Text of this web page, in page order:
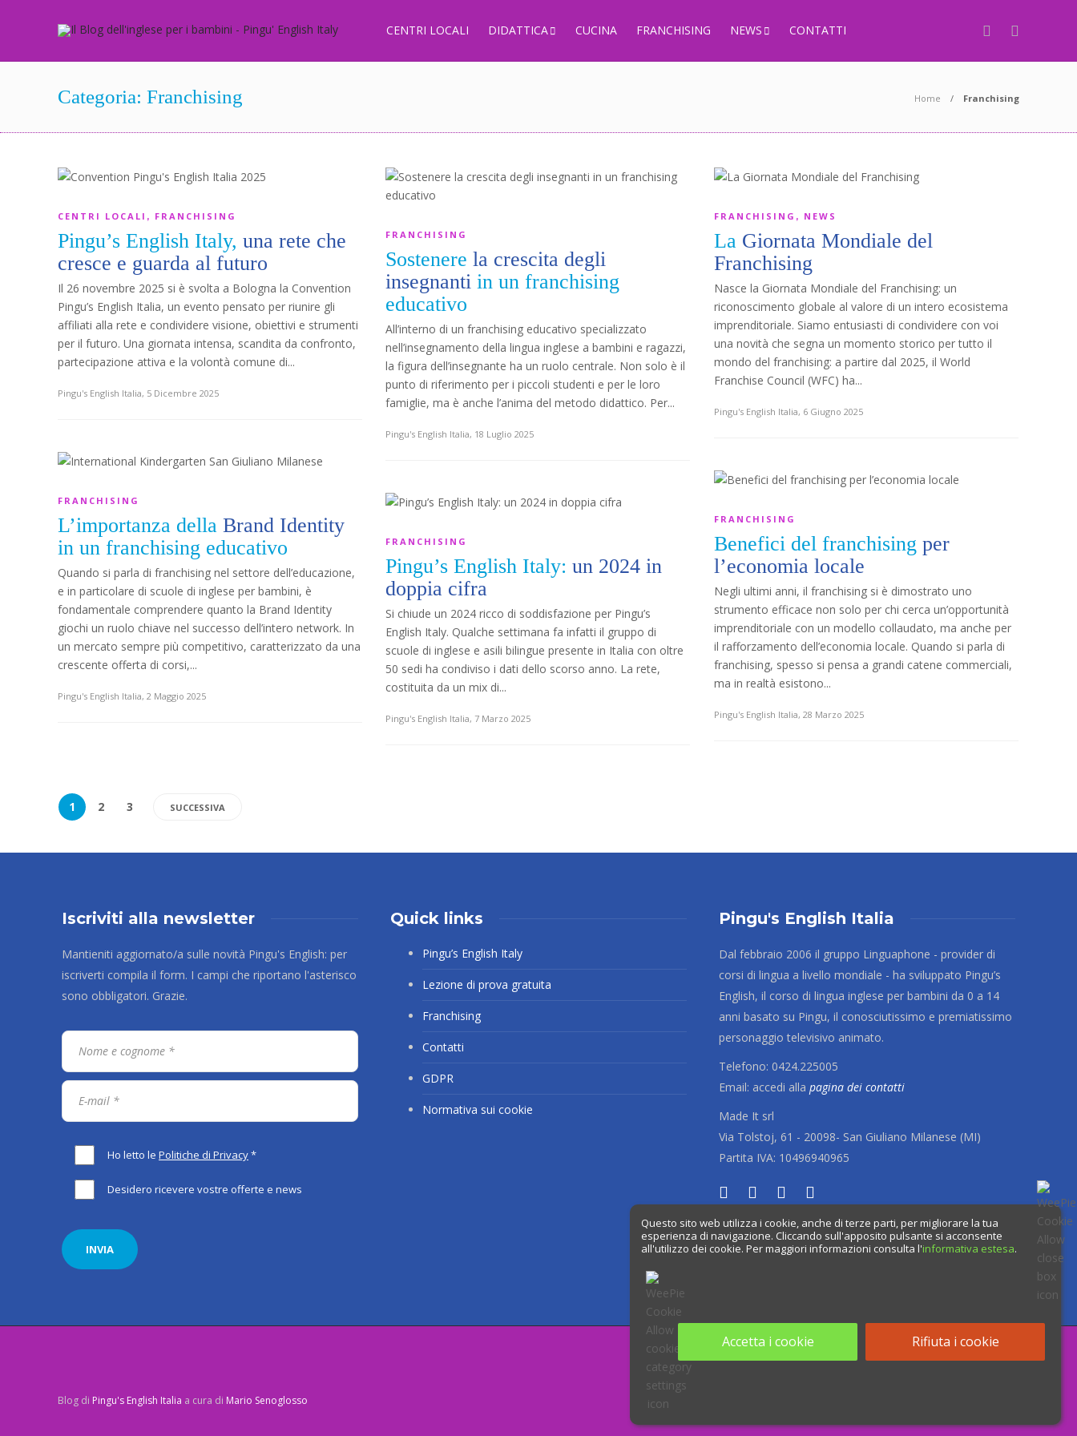
CENTRI LOCALI DIDATTICA CUCINA FRANCHISING NEWS CONTATTI
Categoria: Franchising Home Franchising
CENTRI LOCALI , FRANCHISING
Pingu’s English Italy, una rete che
cresce e guarda al futuro
Il 26 novembre 2025 si è svolta a Bologna la Convention
Pingu’s English Italia, un evento pensato per riunire gli
affiliati alla rete e condividere visione, obiettivi e strumenti
per il futuro. Una giornata intensa, scandita da confronto,
partecipazione attiva e la volontà comune di...
Pingu's English Italia, 5 Dicembre 2025
FRANCHISING
Sostenere la crescita degli
insegnanti in un franchising
educativo
All’interno di un franchising educativo specializzato
nell’insegnamento della lingua inglese a bambini e ragazzi,
la figura dell’insegnante ha un ruolo centrale. Non solo è il
punto di riferimento per i piccoli studenti e per le loro
famiglie, ma è anche l’anima del metodo didattico. Per...
Pingu's English Italia, 18 Luglio 2025
FRANCHISING , NEWS
La Giornata Mondiale del
Franchising
Nasce la Giornata Mondiale del Franchising: un
riconoscimento globale al valore di un intero ecosistema
imprenditoriale. Siamo entusiasti di condividere con voi
una novità che segna un momento storico per tutto il
mondo del franchising: a partire dal 2025, il World
Franchise Council (WFC) ha...
Pingu's English Italia, 6 Giugno 2025
FRANCHISING
L’importanza della Brand Identity
in un franchising educativo
Quando si parla di franchising nel settore dell’educazione,
e in particolare di scuole di inglese per bambini, è
fondamentale comprendere quanto la Brand Identity
giochi un ruolo chiave nel successo dell’intero network. In
un mercato sempre più competitivo, caratterizzato da una
crescente offerta di corsi,...
Pingu's English Italia, 2 Maggio 2025
FRANCHISING
Benefici del franchising per
l’economia locale
Negli ultimi anni, il franchising si è dimostrato uno
strumento efficace non solo per chi cerca un’opportunità
imprenditoriale con un modello collaudato, ma anche per
il rafforzamento dell’economia locale. Quando si parla di
franchising, spesso si pensa a grandi catene commerciali,
ma in realtà esistono...
Pingu's English Italia, 28 Marzo 2025
FRANCHISING
Pingu’s English Italy: un 2024 in
doppia cifra
Si chiude un 2024 ricco di soddisfazione per Pingu’s
English Italy. Qualche settimana fa infatti il gruppo di
scuole di inglese e asili bilingue presente in Italia con oltre
50 sedi ha condiviso i dati dello scorso anno. La rete,
costituita da un mix di...
Pingu's English Italia, 7 Marzo 2025
1 2 3 SUCCESSIVA
Iscriviti alla newsletter
Mantieniti aggiornato/a sulle novità Pingu's English: per
iscriverti compila il form. I campi che riportano l'asterisco
sono obbligatori. Grazie.
Ho letto le Politiche di Privacy*
Desidero ricevere vostre offerte e news
Quick links
Pingu’s English Italy
Lezione di prova gratuita
Franchising
Contatti
GDPR
Normativa sui cookie
Pingu's English Italia
Dal febbraio 2006 il gruppo Linguaphone - provider di
corsi di lingua a livello mondiale - ha sviluppato Pingu’s
English, il corso di lingua inglese per bambini da 0 a 14
anni basato su Pingu, il conosciutissimo e premiatissimo
personaggio televisivo animato.
Telefono: 0424.225005
Email: accedi alla pagina dei contatti
Made It srl
Via Tolstoj, 61 - 20098- San Giuliano Milanese (MI)
Partita IVA: 10496940965
Blog di Pingu's English Italia a cura di Mario Senoglosso
Questo sito web utilizza i cookie, anche di terze parti, per migliorare la tua
esperienza di navigazione. Cliccando sull'apposito pulsante si acconsente
all'utilizzo dei cookie. Per maggiori informazioni consulta l'informativa estesa.
Accetta i cookie Rifiuta i cookie